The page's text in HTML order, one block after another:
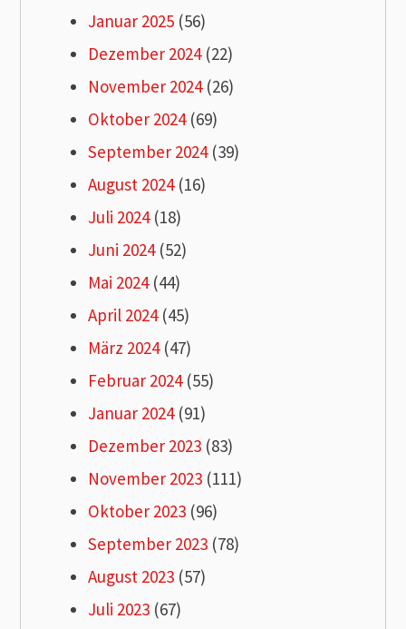
Januar 2025 (56)
Dezember 2024(22)
November 2024(26)
Oktober 2024(69)
September 2024(39)
August 2024(16)
Juli 2024(18)
Juni 2024(52)
Mai 2024(44)
April 2024(45)
März 2024(47)
Februar 2024(55)
Januar 2024(91)
Dezember 2023 (83)
November 2023 (111)
Oktober 2023 (96)
September 2023 (78)
August 2023 (57)
Juli 2023 (67)